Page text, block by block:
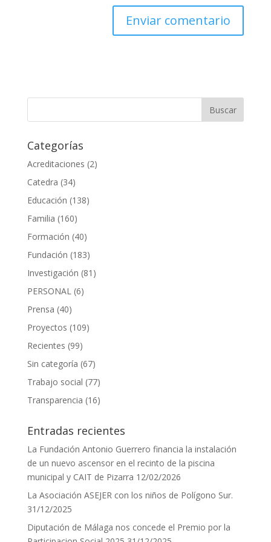
Categorías
Acreditaciones (2)
Catedra (34)
Educación (138)
Familia (160)
Formación (40)
Fundación (183)
Investigación (81)
PERSONAL(6)
Prensa (40)
Proyectos (109)
Recientes (99)
Sin categoría (67)
Trabajo social (77)
Transparencia (16)
Entradas recientes
La Fundación Antonio Guerrero financia la instalación
de un nuevo ascensor en el recinto de la piscina
municipal y CAIT de Pizarra 12/02/2026
La Asociación ASEJER con los niños de Polígono Sur.
31/12/2025
Diputación de Málaga nos concede el Premio por la